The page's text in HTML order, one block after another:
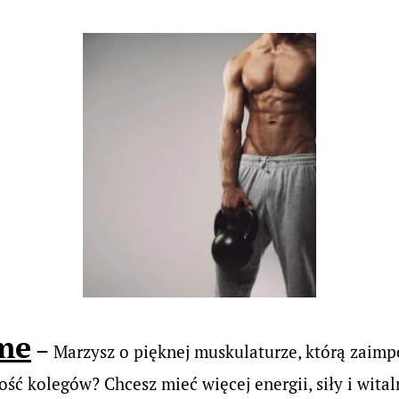
– Marzysz o pięknej muskulaturze, którą
kolegów? Chcesz mieć więcej energii, siły i